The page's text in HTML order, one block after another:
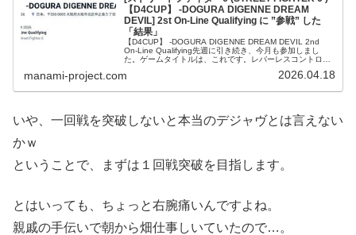
【D4CUP】 -DOGURA DIGENNE DREAM
DEVIL] 2st On-Line Qualifying に ”参戦” した
「結果」
【D4CUP】 -DOGURA DIGENNE DREAM DEVIL 2nd
On-Line Qualifying先週に引き続き、今月も参加しまし
た。ゲームタイトルは、これです。レバーレスコントロー
manami-project.com 2026.04.18
いや、一回戦を突破しないと本当のデジャヴとは言えない
かｗ
ということで、まずは１回戦突破を目指します。
とはいっても、ちょっと右腕痛いんですよね。
親戚の手伝いで朝から畑仕事しいていたので…。